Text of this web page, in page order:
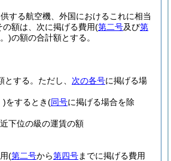
する航空機、外国におけるこれに相当
額は、次に掲げる費用(第二号及び第
)の額の合計額とする。
する。 ただし、 次の各号に掲げる場
)をするとき(同号に掲げる場合を除
下位の級の運賃の額
(第二号から第四号までに掲げる費用